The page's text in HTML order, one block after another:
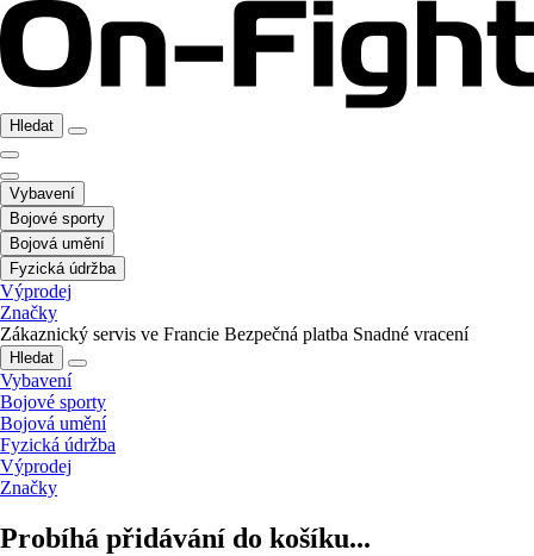
Hledat
Vybavení
Bojové sporty
Bojová umění
Fyzická údržba
Výprodej
Značky
Zákaznický servis ve Francie Bezpečná platba Snadné vracení
Hledat
Vybavení
Bojové sporty
Bojová umění
Fyzická údržba
Výprodej
Značky
Probíhá přidávání do košíku...